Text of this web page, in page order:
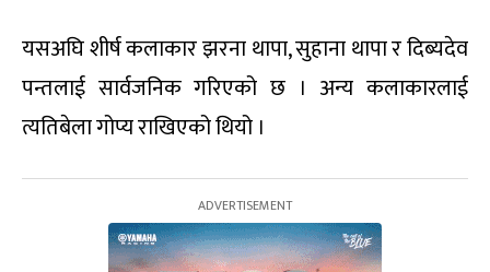
यसअघि शीर्ष कलाकार झरना थापा, सुहाना थापा र दिब्यदेव
पन्तलाई सार्वजनिक गरिएको छ । अन्य कलाकारलाई
त्यतिबेला गोप्य राखिएको थियो ।